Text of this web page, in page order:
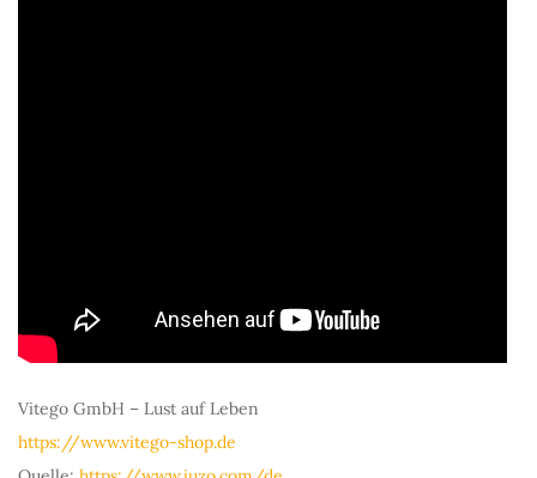
Vitego GmbH – Lust auf Leben
https://www.vitego-shop.de